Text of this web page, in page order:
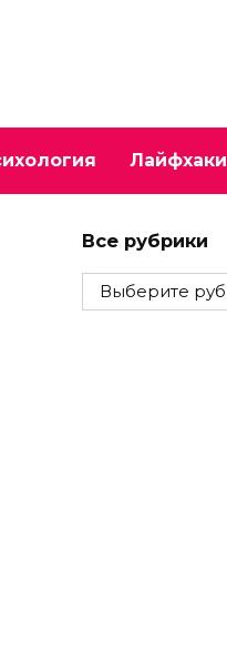
Лайфхаки
Все рубрики
Все
рубрики